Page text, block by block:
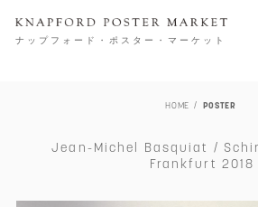
ナップフォード・ポスター・マーケット
HOME POSTER
Jean-Michel Basquiat /
Frankfurt 2018